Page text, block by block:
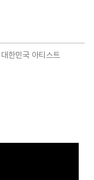
한민국 아티스트